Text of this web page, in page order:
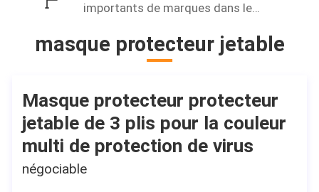
importants de marques dans le
fournissons seulement le produit de
haute qualité.
masque protecteur jetable
Masque protecteur protecteur
jetable de 3 plis pour la couleur
multi de protection de virus
négociable